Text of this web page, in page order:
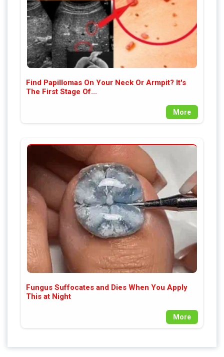
Find Papillomas On Your Neck Or Armpit? It's
The First Stage Of...
More
Fungus Suffocates and Dies When You Apply
This at Night
More